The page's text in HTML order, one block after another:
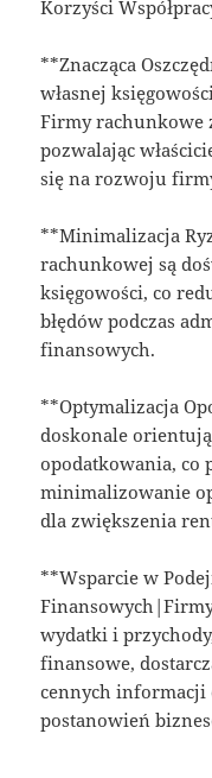
Korzyści
**Znacząca
własnej
Firmy rachunkowe
pozwalając
się na rozwoju
**Minimalizacja
rachunkowej są
księgowości, co
błędów podczas
finansowych.
**Optymalizacja
doskonale
opodatkowania, co
minimalizowanie
dla zwiększenia
**Wsparcie w
wydatki i
finansowe,
cennych informacji
postanowień